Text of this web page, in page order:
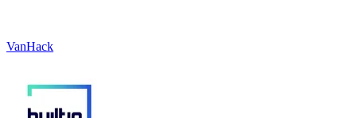
VanHack